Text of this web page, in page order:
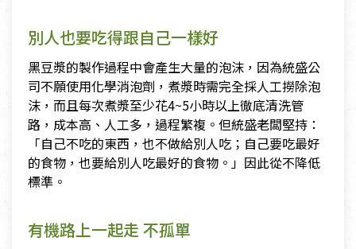
別人也要吃得跟自己一樣好
黑豆漿的製作過程中會產生大量的泡沫，因為統盛公
司不願使用化學消泡劑，煮漿時需完全採人工撈除泡
沫，而且每次煮漿至少花4~5小時以上徹底清洗管
路，成本高、人工多，過程繁複。但統盛老闆堅持：
「自己不吃的東西，也不做給別人吃；自己要吃最好
的食物，也要給別人吃最好的食物。」因此從不降低
標準。
有機路上一起走 不孤單